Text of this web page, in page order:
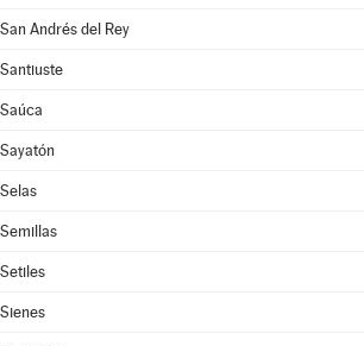
San Andrés del Rey
Santiuste
Saúca
Sayatón
Selas
Semillas
Setiles
Sienes